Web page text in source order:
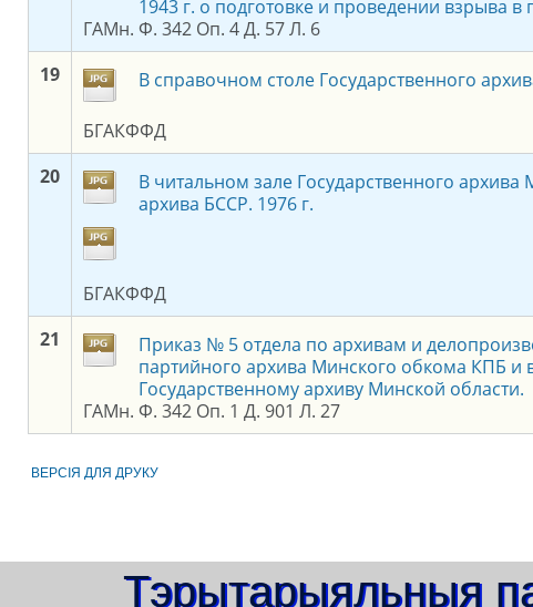
1943 г. о подготовке и проведении взрыва
ГАМн. Ф. 342 Оп. 4 Д. 57 Л. 6
19
В справочном столе Государственного
БГАКФФД
20
В читальном зале Государственного
архива БССР. 1976 г.
БГАКФФД
21
Приказ № 5 отдела по архивам и
партийного архива Минского обкома КПБ и
Государственному архиву Минской области.
ГАМн. Ф. 342 Оп. 1 Д. 901 Л. 27
ВЕРСIЯ ДЛЯ ДРУКУ
Тэрытарыяльныя